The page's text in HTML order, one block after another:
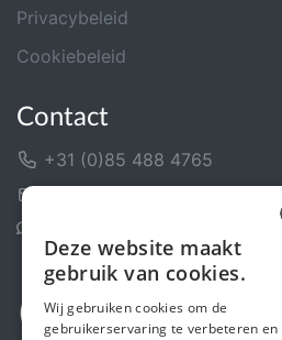
Privacybeleid
Cookiebeleid
Contact
+31 (0)85 488 4765
Deze website maakt
gebruik van cookies.
Wij gebruiken cookies om de
gebruikerservaring te verbeteren en